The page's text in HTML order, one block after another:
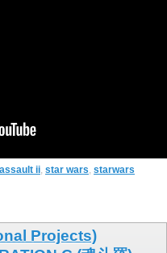
ii, star wars, starwars
Projects)